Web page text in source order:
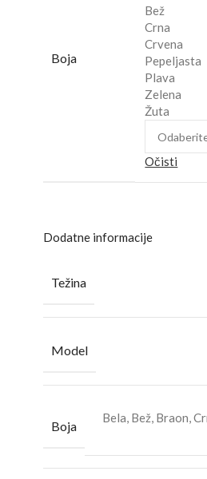
Boja
Bež
Crna
Crvena
Pepeljasta
Plava
Zelena
Žuta
Očisti
Dodatne informacije
Težina
Model
Boja
Bela, Bež, Braon,